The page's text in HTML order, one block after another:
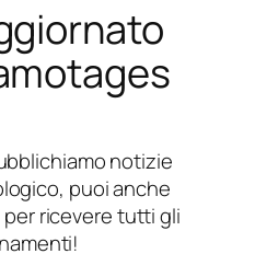
notizie
puoi anche
ricevere tutti gli